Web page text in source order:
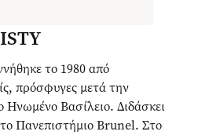
το 1980 από
πρόσφυγες μετά την
Ηνωμένο Βασίλειο. Διδάσκει
Πανεπιστήμιο Brunel. Στο